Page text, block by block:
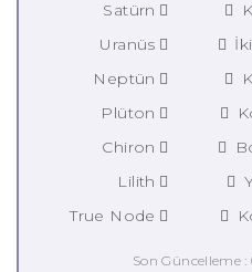
Satürn
Uranüs
Neptün
Plüton
Chiron
Lilith
True Node
Son Güncelleme